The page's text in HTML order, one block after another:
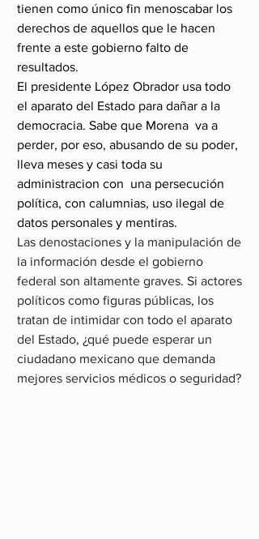
tienen como único fin menoscabar los
derechos de aquellos que le hacen
frente a este gobierno falto de
resultados.
El presidente López Obrador usa todo
el aparato del Estado para dañar a la
democracia. Sabe que Morena  va a
perder, por eso, abusando de su poder,
lleva meses y casi toda su
administracion con  una persecución
política, con calumnias, uso ilegal de
datos personales y mentiras.
Las denostaciones y la manipulación de
la información desde el gobierno
federal son altamente graves. Si actores
políticos como figuras públicas, los
tratan de intimidar con todo el aparato
del Estado, ¿qué puede esperar un
ciudadano mexicano que demanda
mejores servicios médicos o seguridad?